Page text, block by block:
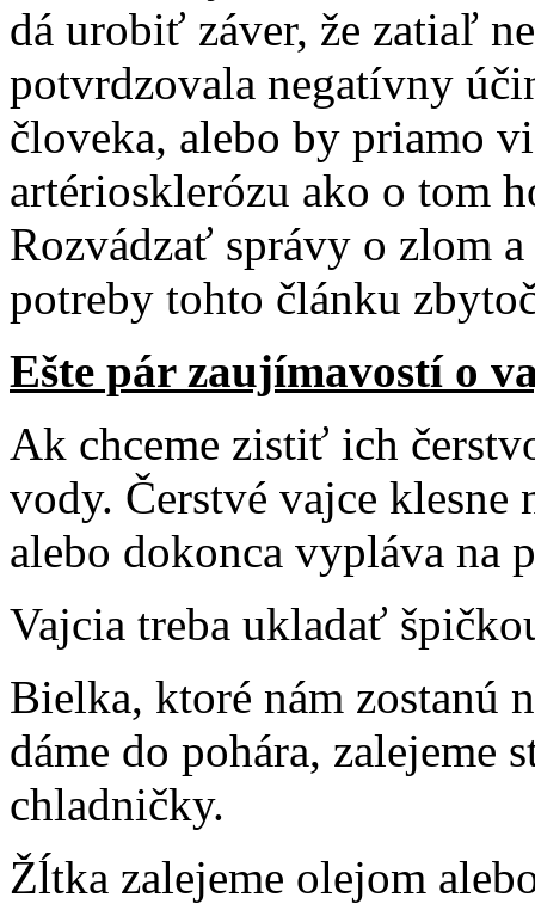
dá urobiť záver, že zatiaľ
potvrdzovala negatívny
človeka, alebo by priamo
artériosklerózu ako o tom
Rozvádzať správy o zlom
potreby tohto článku
Ešte pár zaujímavostí o
Ak chceme zistiť ich
vody. Čerstvé vajce klesne
alebo dokonca vypláva na
Vajcia treba ukladať
Bielka, ktoré nám zostanú
dáme do pohára, zalejeme
chladničky.
Žĺtka zalejeme olejom